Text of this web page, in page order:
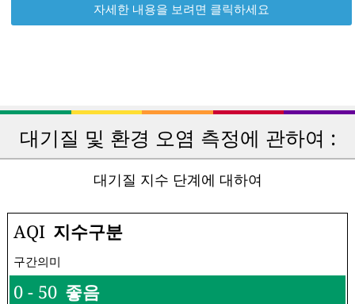
자세한 내용을 보려면 클릭하세요
대기질 및 환경 오염 측정에 관하여 :
대기질 지수 단계에 대하여
AQI 지수구분
구간의미
0 - 50 좋음